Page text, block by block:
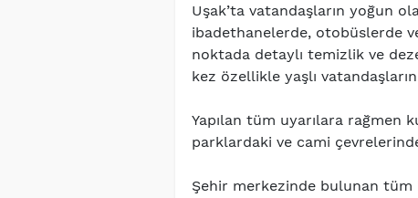
Uşak’ta vatandaşların yoğun
ibadethanelerde, otobüslerde
noktada detaylı temizlik ve
kez özellikle yaşlı
Yapılan tüm uyarılara rağmen
parklardaki ve cami
Şehir merkezinde bulunan tüm